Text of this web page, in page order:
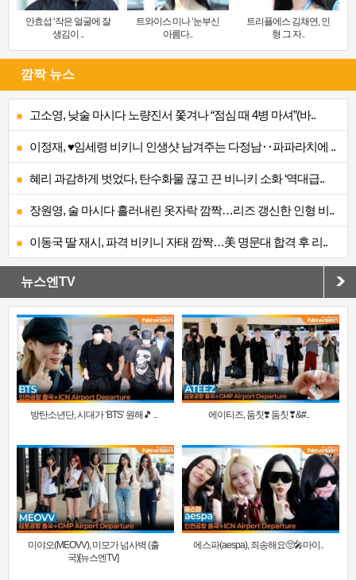
안효섭 ‘작은 얼굴에 잘
생김이 ..
트와이스 미나 ‘눈부신
아름다..
트리플에스 김채연, 인
형 그 자..
깜짝 뉴스
고소영, 낮술 마시다 노량진서 쫓겨나 “점심 때 4병 마셔”(바..
이정재, ♥임세령 비키니 인생샷 남겨주는 다정남‥파파라치에 ..
혜리 과감하게 벗었다, 탄수화물 끊고 끈 비니키 소화 ‘역대급..
장원영, 술 마시다 흘러내린 옷자락 깜짝…리즈 갱신한 인형 비..
이동국 딸 재시, 파격 비키니 자태 깜짝…美 명문대 합격 후 리..
뉴스엔TV
방탄소년단, 시대가 ‘BTS’ 원해🎵 .. 에이티즈, 둠칫❣️ 둠칫❣&#..
미야오(MEOVV), 미모가 넘사벽 (출
국)[뉴스엔TV]
에스파(aespa), 죄송해요🥺🎤마이..